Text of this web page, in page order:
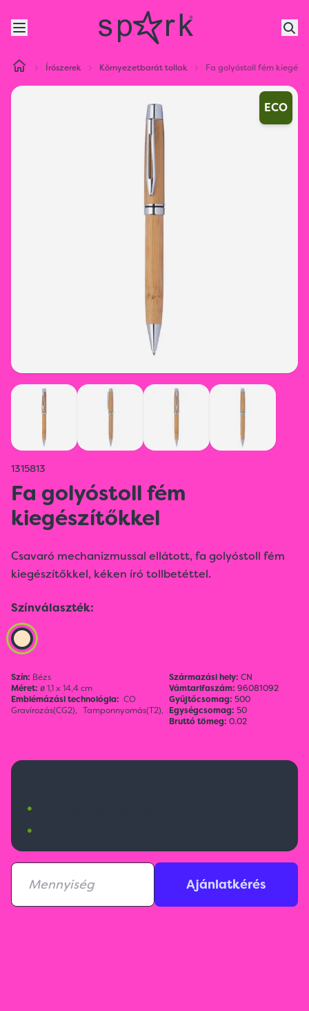
Írószerek Környezetbarát tollak Fa golyóstoll fém
ECO
1315813
Fa golyóstoll fém
kiegészítőkkel
Csavaró mechanizmussal ellátott, fa golyóstoll fém
kiegészítőkkel, kéken író tollbetéttel.
Színválaszték:
Szín: Bézs
Méret: ø 1,1 x 14,4 cm
Emblémázási technológia: CO
Gravírozás(CG2), Tamponnyomás(T2),
Származási hely: CN
Vámtarifaszám: 96081092
Gyűjtőcsomag: 500
Egységcsomag: 50
Bruttó tömeg: 0.02
•
•
Ajánlatkérés